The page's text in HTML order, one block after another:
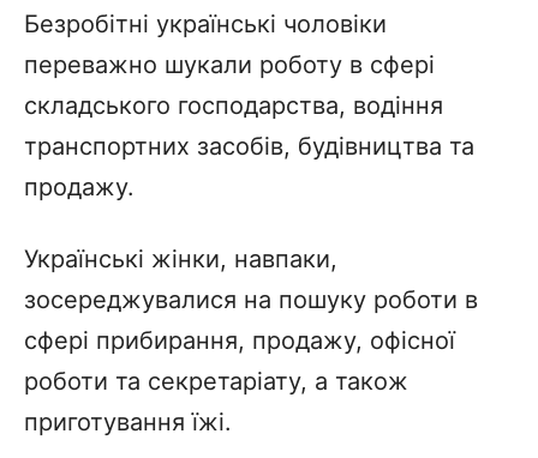
Безробітні українські чоловіки
переважно шукали роботу в сфері
складського господарства, водіння
транспортних засобів, будівництва та
продажу.
Українські жінки, навпаки,
зосереджувалися на пошуку роботи в
сфері прибирання, продажу, офісної
роботи та секретаріату, а також
приготування їжі.